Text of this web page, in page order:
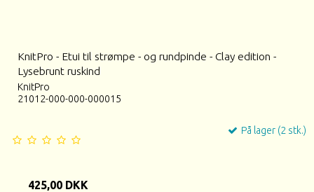
KnitPro - Etui til strømpe - og rundpinde - Clay edition -
Lysebrunt ruskind
KnitPro
21012-000-000-000015
På lager (2 stk.)
425,00 DKK